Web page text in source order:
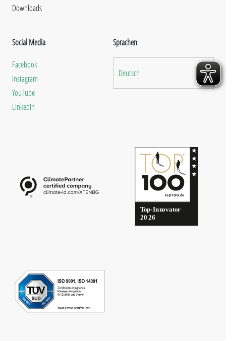
Downloads
Social Media
Facebook
Instagram
YouTube
LinkedIn
Sprachen
Deutsch